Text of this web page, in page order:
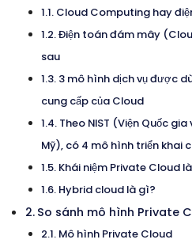
Cloud Computing hay
Điện toán đám mây
sau
3 mô hình dịch vụ được
cung cấp của Cloud
Theo NIST (Viện Quốc
Mỹ), có 4 mô hình triển khai
Khái niệm Private Cloud
Hybrid cloud là gì?
So sánh mô hình Private
Mô hình Private Cloud